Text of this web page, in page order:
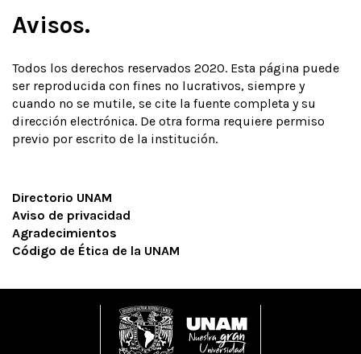
Avisos.
Todos los derechos reservados 2020. Esta página puede
ser reproducida con fines no lucrativos, siempre y
cuando no se mutile, se cite la fuente completa y su
dirección electrónica. De otra forma requiere permiso
previo por escrito de la institución.
Directorio UNAM
Aviso de privacidad
Agradecimientos
Código de Ética de la UNAM